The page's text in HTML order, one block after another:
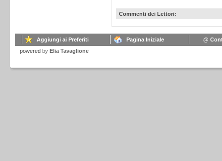
Commenti dei Lettori:
Aggiungi ai Preferiti Pagina Iniziale
@
powered by Elia Tavaglione